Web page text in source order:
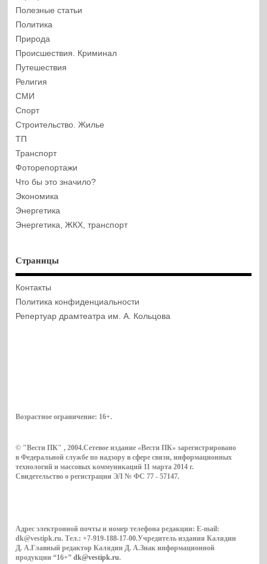
Полезные статьи
Политика
Природа
Происшествия. Криминал
Путешествия
Религия
СМИ
Спорт
Строительство. Жилье
ТП
Транспорт
Фоторепортажи
Что бы это значило?
Экономика
Энергетика
Энергетика, ЖКХ, транспорт
Страницы
Контакты
Политика конфиденциальности
Репертуар драмтеатра им. А. Кольцова
Возрастное ограничение: 16+.
© "Вести ПК" , 2004.Сетевое издание «Вести ПК» зарегистрировано
в Федеральной службе по надзору в сфере связи, информационных
технологий и массовых коммуникаций 11 марта 2014 г.
Свидетельство о регистрации ЭЛ № ФС 77 - 57147.
Адрес электронной почты и номер телефона редакции: E-mail:
dk@vestipk.ru. Тел.: +7-919-188-17-00.Учредитель издания Калядин
Д. А.Главный редактор Калядин Д. А.Знак информационной
продукции “16+”dk@vestipk.ru.